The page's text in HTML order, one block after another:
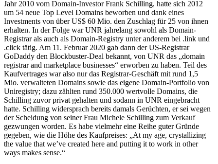
Jahr 2010 vom Domain-Investor Frank Schilling, hatte sich 2012
um 54 neue Top Level Domains beworben und dank eines
Investments von über US$ 60 Mio. den Zuschlag für 25 von ihnen
erhalten. In der Folge war UNR jahrelang sowohl als Domain-
Registrar als auch als Domain-Registry unter anderem bei .link und
.click tätig. Am 11. Februar 2020 gab dann der US-Registrar
GoDaddy den Blockbuster-Deal bekannt, von UNR das „domain
registrar and marketplace businesses“ erworben zu haben. Teil des
Kaufvertrages war also nur das Registrar-Geschäft mit rund 1,5
Mio. verwalteten Domains sowie das eigene Domain-Portfolio von
Uniregistry; dazu zählten rund 350.000 wertvolle Domains, die
Schilling zuvor privat gehalten und sodann in UNR eingebracht
hatte. Schilling widersprach bereits damals Gerüchten, er sei wegen
der Scheidung von seiner Frau Michele Schilling zum Verkauf
gezwungen worden. Es habe vielmehr eine Reihe guter Gründe
gegeben, wie die Höhe des Kaufpreises: „At my age, crystallizing
the value that we’ve created here and putting it to work in other
ways makes sense.“